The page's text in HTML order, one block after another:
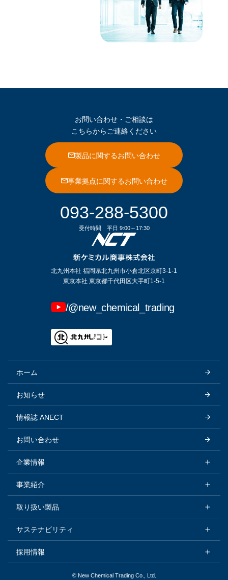
お問い合わせ・ご相談は
こちらからご連絡ください
製品に関するお問い合わせ
事業拠点に関するお問い合わせ
093-288-5300
受付時間 平日 9:00～17:30
北九州本社 福岡県北九州市小倉北区京町3-1-1
東京本社 東京都千代田区大手町1-5-1
/@new_chemical_trading
ホーム
お知らせ
情報誌 ANECT
お問い合わせ
企業情報
企業情報トップ
会社概要
トップメッセージ
基本理念
事業紹介
事業紹介トップ
化学品セグメント
製鉄関連セグメント
樹脂セグメント
取り扱い製品
取り扱い製品トップ
化学品セグメント
製鉄関連セグメント
サステナビリティ
サステナビリティトップ
SDGsへの取り組み
採用情報
採用情報トップ© New Chemical Trading Co., Ltd.